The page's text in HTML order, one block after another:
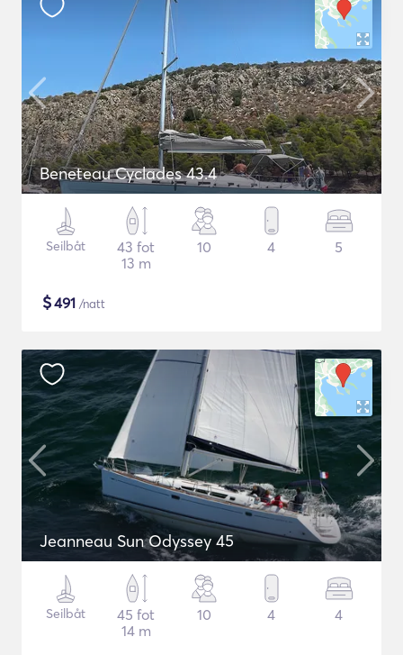
Beneteau Cyclades 43.4
Seilbåt
43 fot
13 m
10 4 5
$491 /natt
Jeanneau Sun Odyssey 45
Seilbåt
45 fot
14 m
10 4 4